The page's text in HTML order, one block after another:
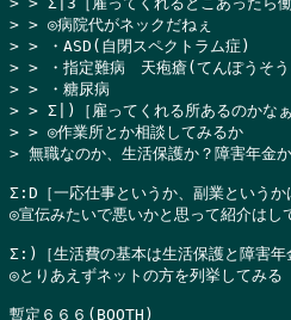
> > ◎病院代がネックだねぇ
> > ・ASD(自閉スペクトラム症)
> > ・指定難病　天疱瘡(てんぽうそ
> > ・糖尿病
> > Σ|)［雇ってくれる所あるのかなぁ
> > ◎作業所とか相談してみるか
> 無職なのか、生活保護か？障害年金
Σ:D［一応仕事というか、副業というか
◎宣伝みたいで悪いかと思って紹介はし
Σ:)［生活費の基本は生活保護と障害年
◎とりあえずネットの方を列挙してみる